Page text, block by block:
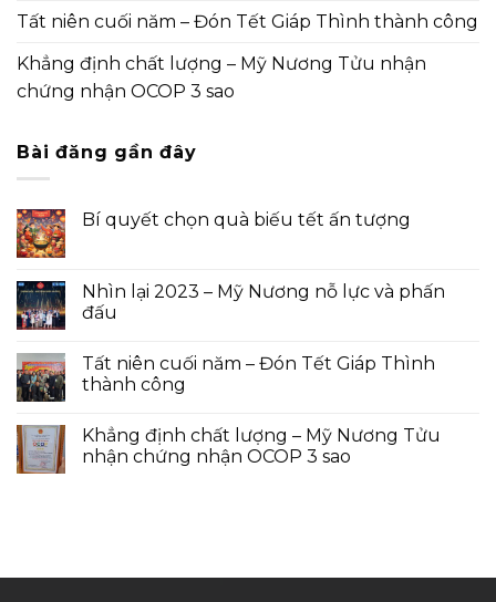
Tất niên cuối năm – Đón Tết Giáp Thình thành công
Khẳng định chất lượng – Mỹ Nương Tửu nhận
chứng nhận OCOP 3 sao
Bài đăng gần đây
Bí quyết chọn quà biếu tết ấn tượng
Nhìn lại 2023 – Mỹ Nương nỗ lực và phấn
đấu
Tất niên cuối năm – Đón Tết Giáp Thình
thành công
Khẳng định chất lượng – Mỹ Nương Tửu
nhận chứng nhận OCOP 3 sao